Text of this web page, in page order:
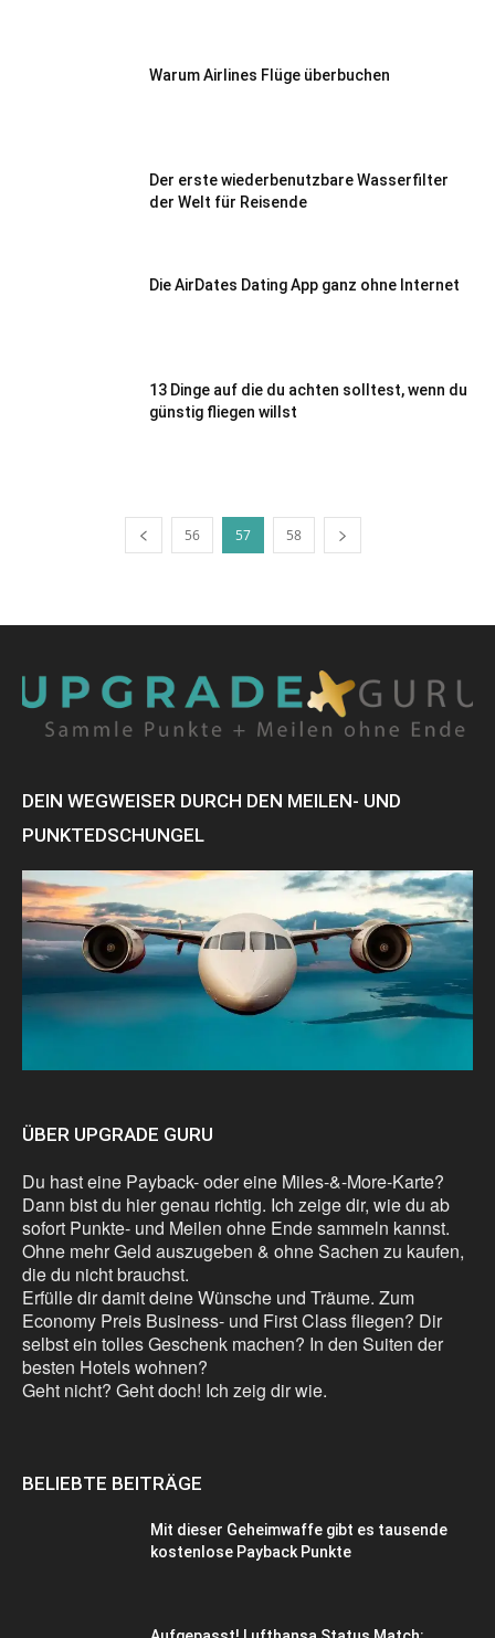
Warum Airlines Flüge überbuchen
Der erste wiederbenutzbare Wasserfilter
der Welt für Reisende
Die AirDates Dating App ganz ohne Internet
13 Dinge auf die du achten solltest, wenn du
günstig fliegen willst
56 57 58
DEIN WEGWEISER DURCH DEN MEILEN- UND
PUNKTEDSCHUNGEL
ÜBER UPGRADE GURU
Du hast eine Payback- oder eine Miles-&-More-Karte?
Dann bist du hier genau richtig. Ich zeige dir, wie du ab
sofort Punkte- und Meilen ohne Ende sammeln kannst.
Ohne mehr Geld auszugeben & ohne Sachen zu kaufen,
die du nicht brauchst.
Erfülle dir damit deine Wünsche und Träume. Zum
Economy Preis Business- und First Class fliegen? Dir
selbst ein tolles Geschenk machen? In den Suiten der
besten Hotels wohnen?
Geht nicht? Geht doch! Ich zeig dir wie.
BELIEBTE BEITRÄGE
Mit dieser Geheimwaffe gibt es tausende
kostenlose Payback Punkte